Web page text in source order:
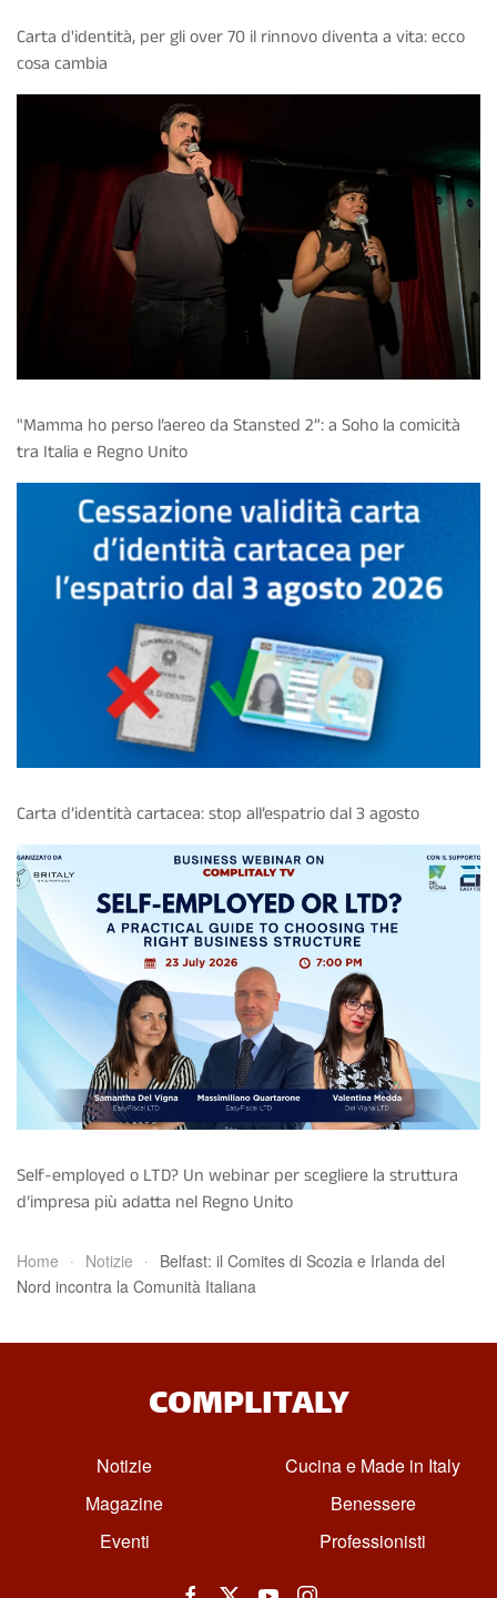
Carta d'identità, per gli over 70 il rinnovo diventa a vita: ecco
cosa cambia
"Mamma ho perso l’aereo da Stansted 2”: a Soho la comicità
tra Italia e Regno Unito
Carta d’identità cartacea: stop all’espatrio dal 3 agosto
Self-employed o LTD? Un webinar per scegliere la struttura
d’impresa più adatta nel Regno Unito
Home Notizie
Belfast: il Comites di Scozia e Irlanda del
Nord incontra la Comunità Italiana
COMPLITALY
Notizie
Magazine
Eventi
Cucina e Made in Italy
Benessere
Professionisti